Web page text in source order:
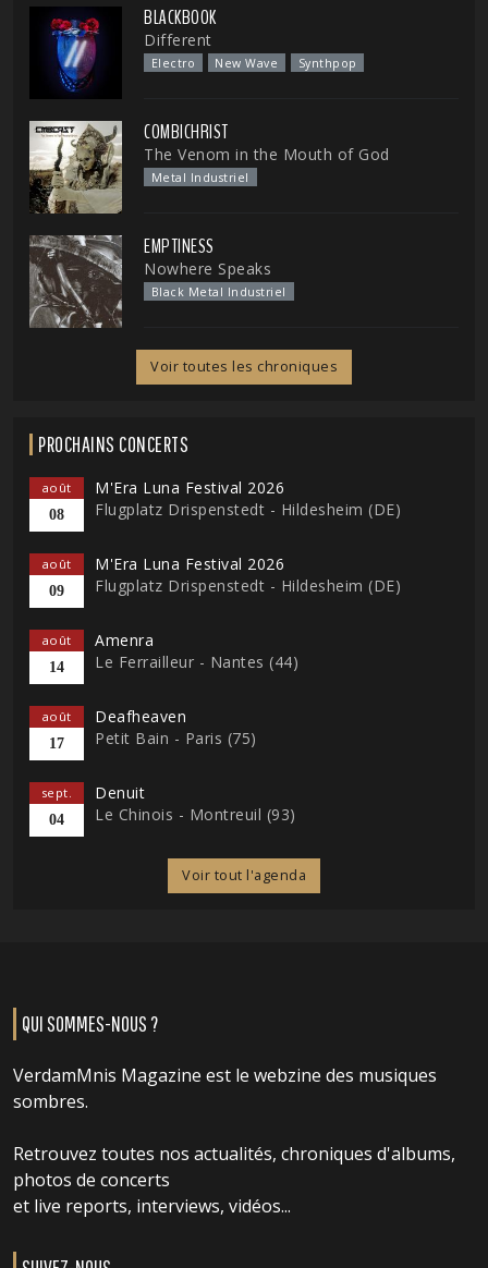
BLACKBOOK
Different
Electro New Wave Synthpop
COMBICHRIST
The Venom in the Mouth of God
Metal Industriel
EMPTINESS
Nowhere Speaks
Black Metal Industriel
Voir toutes les chroniques
PROCHAINS CONCERTS
août
08
M'Era Luna Festival 2026
Flugplatz Drispenstedt - Hildesheim (DE)
août
09
M'Era Luna Festival 2026
Flugplatz Drispenstedt - Hildesheim (DE)
août
14
Amenra
Le Ferrailleur - Nantes (44)
août
17
Deafheaven
Petit Bain - Paris (75)
sept.
04
Denuit
Le Chinois - Montreuil (93)
Voir tout l'agenda
QUI SOMMES-NOUS ?
VerdamMnis Magazine est le webzine des musiques
sombres.
Retrouvez toutes nos actualités, chroniques d'albums,
photos de concerts
et live reports, interviews, vidéos...